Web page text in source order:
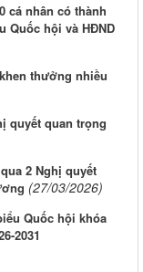
cá nhân có thành
Quốc hội và HĐND
thưởng nhiều
quyết quan trọng
2 Nghị quyết
(27/03/2026)
Quốc hội khóa
2031